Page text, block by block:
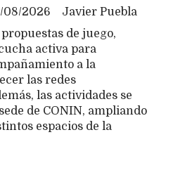
Javier Puebla
08/2026
de juego,
activa para
a la
las redes
las actividades se
de CONIN, ampliando
espacios de la